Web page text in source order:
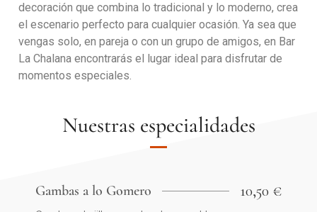
decoración que combina lo tradicional y lo moderno, crea
el escenario perfecto para cualquier ocasión. Ya sea que
vengas solo, en pareja o con un grupo de amigos, en Bar
La Chalana encontrarás el lugar ideal para disfrutar de
momentos especiales.
Nuestras especialidades
Gambas a lo Gomero 10,50 €